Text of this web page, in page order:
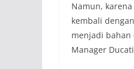
Namun,
kembali
menjadi bahan
Manager